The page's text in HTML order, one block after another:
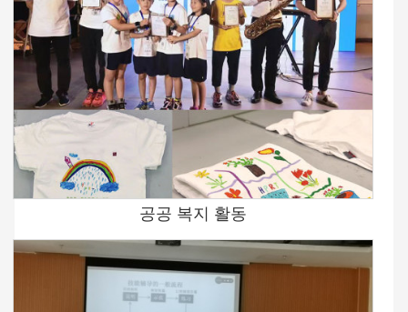
공공 복지 활동